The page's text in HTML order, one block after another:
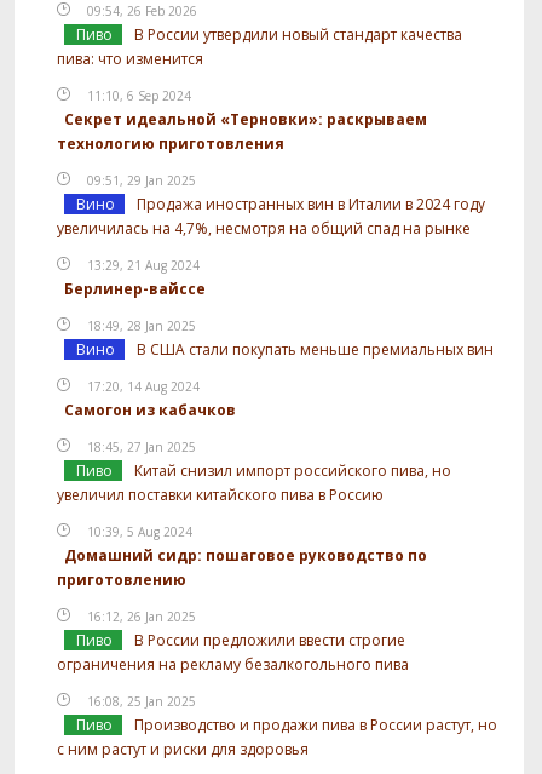
09:54, 26 Feb 2026
Пиво
В России утвердили новый стандарт качества
пива: что изменится
11:10, 6 Sep 2024
Секрет идеальной «Терновки»: раскрываем
технологию приготовления
09:51, 29 Jan 2025
Вино
Продажа иностранных вин в Италии в 2024 году
увеличилась на 4,7%, несмотря на общий спад на рынке
13:29, 21 Aug 2024
Берлинер-вайссе
18:49, 28 Jan 2025
Вино В США стали покупать меньше премиальных вин
17:20, 14 Aug 2024
Самогон из кабачков
18:45, 27 Jan 2025
Пиво
Китай снизил импорт российского пива, но
увеличил поставки китайского пива в Россию
10:39, 5 Aug 2024
Домашний сидр: пошаговое руководство по
приготовлению
16:12, 26 Jan 2025
Пиво
В России предложили ввести строгие
ограничения на рекламу безалкогольного пива
16:08, 25 Jan 2025
Пиво
Производство и продажи пива в России растут, но
с ним растут и риски для здоровья